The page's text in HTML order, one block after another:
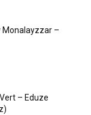
Monalayzzar –
– Eduze